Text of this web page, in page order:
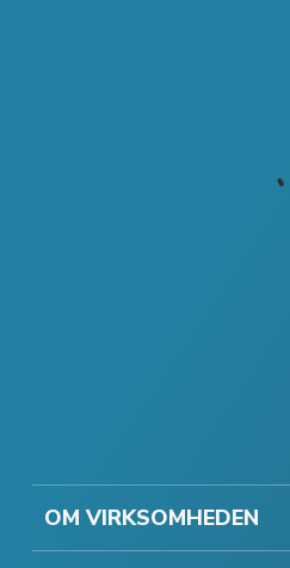
OM VIRKSOMHEDEN